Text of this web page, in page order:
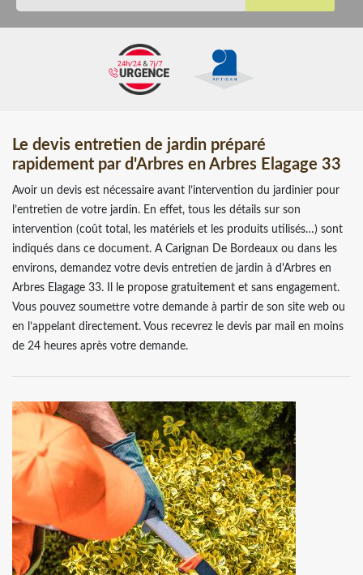
Le devis entretien de jardin préparé
rapidement par d'Arbres en Arbres Elagage 33
Avoir un devis est nécessaire avant l’intervention du jardinier pour
l’entretien de votre jardin. En effet, tous les détails sur son
intervention (coût total, les matériels et les produits utilisés…) sont
indiqués dans ce document. A Carignan De Bordeaux ou dans les
environs, demandez votre devis entretien de jardin à d'Arbres en
Arbres Elagage 33. Il le propose gratuitement et sans engagement.
Vous pouvez soumettre votre demande à partir de son site web ou
en l’appelant directement. Vous recevrez le devis par mail en moins
de 24 heures après votre demande.